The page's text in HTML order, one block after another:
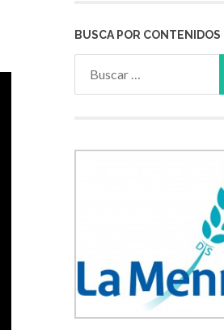
BUSCA POR CONTENIDOS